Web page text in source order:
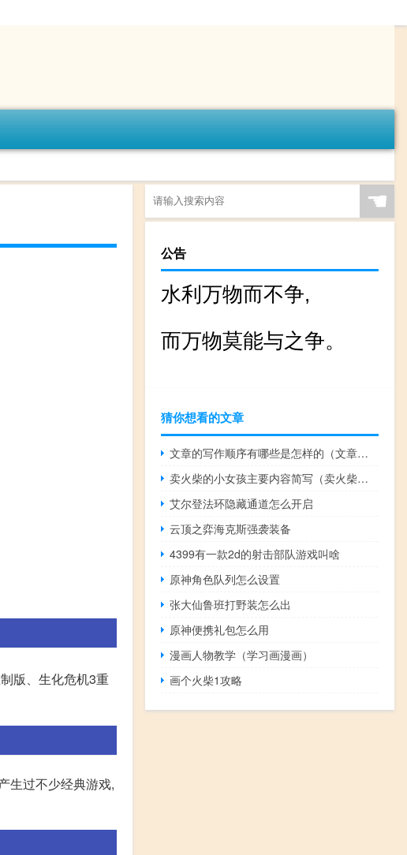
版、生化危机3重
生过不少经典游戏,
☚
公告
水利万物而不争,
而万物莫能与之争。
猜你想看的文章
文章的写作顺序有哪些是怎样的（文章的写作顺序有哪些）
卖火柴的小女孩主要内容简写（卖火柴的小女孩 主要内容）
艾尔登法环隐藏通道怎么开启
云顶之弈海克斯强袭装备
4399有一款2d的射击部队游戏叫啥
原神角色队列怎么设置
张大仙鲁班打野装怎么出
原神便携礼包怎么用
漫画人物教学（学习画漫画）
画个火柴1攻略